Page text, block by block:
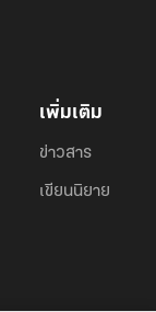
เพิ่มเติม
ข่าวสาร
เขียนนิยาย